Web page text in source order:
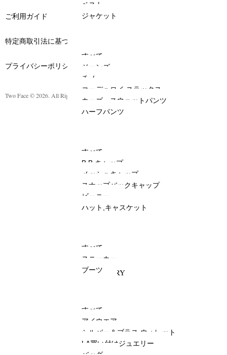
ベスト
ジャケット
BOTTOMS
すべて
ジーンズ
チノ
コーデュロイ,スラックス
カーゴ、スウェットパンツ
ハーフパンツ
HEADWEAR
すべて
B.B.キャップ
メッシュキャップ
スナップバックキャップ
ビーニー
ハット,キャスケット
SHOES
すべて
スニーカー
ブーツ
ACCESSORY
すべて
アイウエア
シルバー＆ブラス,ウォレット
LA買い付けジュエリー
ご利用ガイド
特定商取引法に基づく表記
プライバシーポリシー
Two Face © 2026. All Rights Reserved.